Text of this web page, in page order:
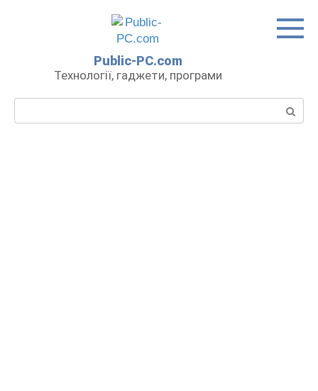
Public-PC.com
Технології, гаджети, програми